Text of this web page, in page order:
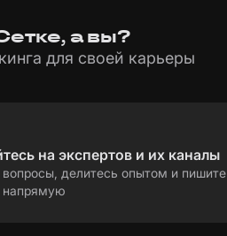
а вы?
для своей карьеры
на экспертов и их каналы
делитесь опытом и пишите